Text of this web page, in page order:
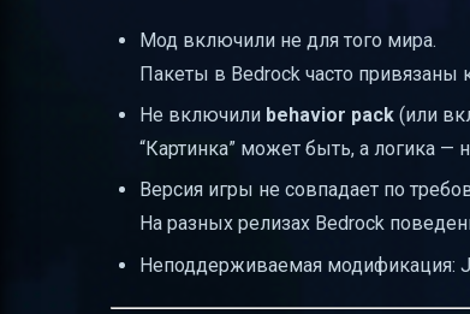
Мод включили не для того мира.
Пакеты в Bedrock часто привязаны
Не включили behavior pack (или
“Картинка” может быть, а логика —
Версия игры не совпадает по
На разных релизах Bedrock
Неподдерживаемая модификация: